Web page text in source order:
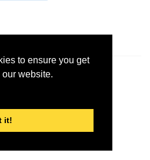
to ensure you get
website.
it!
June 11, 2025